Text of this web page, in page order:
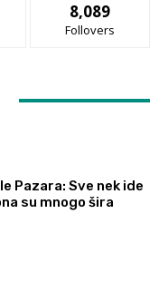
8,089
Follovers
Pazara: Sve nek ide
su mnogo šira